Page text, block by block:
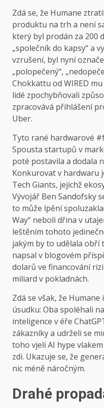
Zdá se, že Humane
produktu na trh a není
který byl prodán za 200
„společník do kapsy“ a
vzrušení, byl nyní
„polopečený“,
Chokkattu od WIRED
lidé zpochybňovali
zpracovává přihlášení
Uber.
Tyto rané hardwarové
Spousta startupů v
poté postavila a dodala
Konkurovat v hardwaru
Tech Giants, jejichž
Vývojář Ben Sandofsky
to může lpění
Way“ neboli dřina v
leštěním tohoto
jakým by to udělala obří
napsal v blogovém
dolarů ve financování
miliard v pokladnách.
Zdá se však, že
úsudku: Oba spoléhali
inteligence v éře
zákazníky a udrželi se
toho vjeli AI hype
zdi. Ukazuje se, že
nic méně náročným.
Drahé